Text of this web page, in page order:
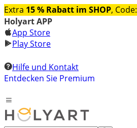
Extra 15 % Rabatt im SHOP, Code:
Holyart APP
App Store
Play Store
Hilfe und Kontakt
Entdecken Sie Premium